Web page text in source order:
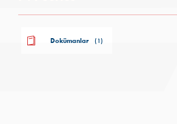
Dokümanlar (1)